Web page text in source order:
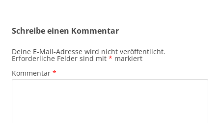
Schreibe einen Kommentar
Deine E-Mail-Adresse wird nicht veröffentlicht.
Erforderliche Felder sind mit * markiert
Kommentar *